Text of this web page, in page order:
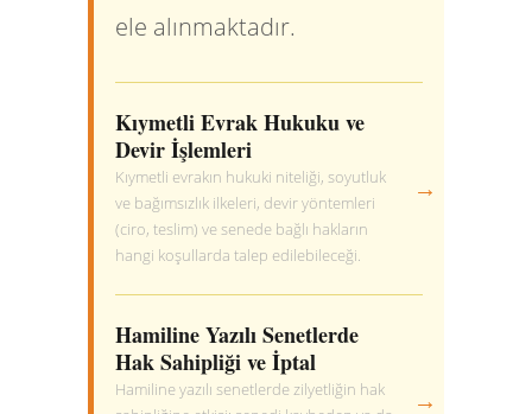
ele alınmaktadır.
Kıymetli Evrak Hukuku ve
Devir İşlemleri
Kıymetli evrakın hukuki niteliği, soyutluk
ve bağımsızlık ilkeleri, devir yöntemleri
(ciro, teslim) ve senede bağlı hakların
hangi koşullarda talep edilebileceği.
→
Hamiline Yazılı Senetlerde
Hak Sahipliği ve İptal
Hamiline yazılı senetlerde zilyetliğin hak
→